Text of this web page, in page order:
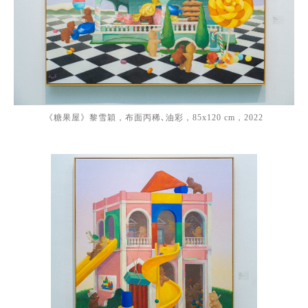
《糖果屋》黎雪穎，布面丙稀､油彩，85x120 cm，2022